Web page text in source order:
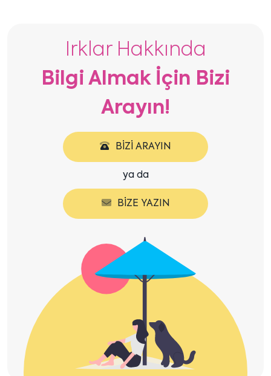
göster
göster
Irklar Hakkında
Bilgi Almak İçin Bizi
Arayın!
BIZI ARAYIN
ya da
BIZE YAZIN